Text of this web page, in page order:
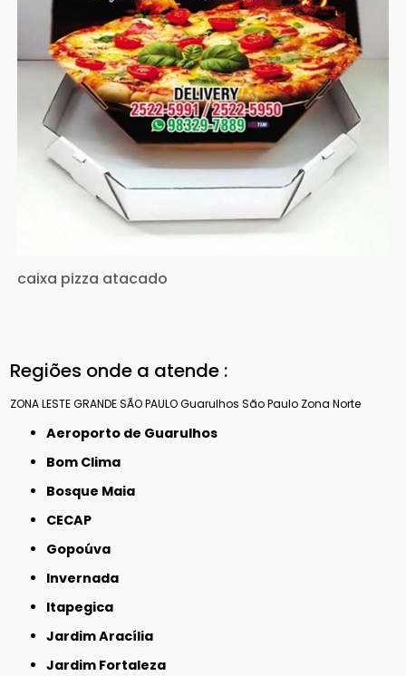
caixa pizza atacado
Regiões onde a atende :
ZONA LESTEGRANDE SÃO PAULOGuarulhos São Paulo Zona Norte
Aeroporto de Guarulhos
Bom Clima
Bosque Maia
CECAP
Gopoúva
Invernada
Itapegica
Jardim Aracília
Jardim Fortaleza